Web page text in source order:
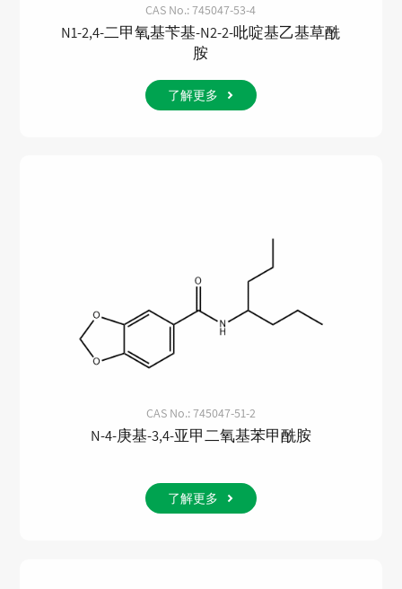
CAS No.: 745047-53-4
N1-2,4-二甲氧基苄基-N2-2-吡啶基乙基草酰
胺
了解更多
CAS No.: 745047-51-2
N-4-庚基-3,4-亚甲二氧基苯甲酰胺
了解更多